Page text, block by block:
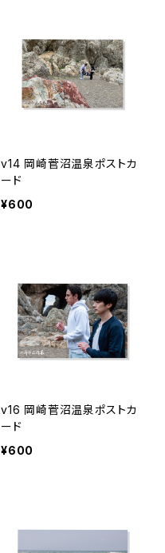
v14 岡崎菅沼温泉ポストカ
ード
¥600
v16 岡崎菅沼温泉ポストカ
ード
¥600